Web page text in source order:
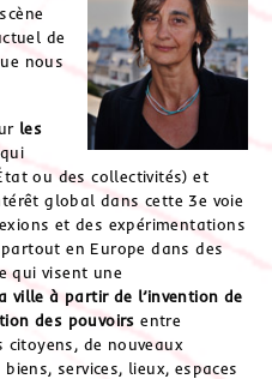
de
nous
les
ou des collectivités) et
global dans cette 3e voie
et des expérimentations
en Europe dans des
qui visent une
ville à partir de l’invention de
des pouvoirs entre
de nouveaux
services, lieux, espaces